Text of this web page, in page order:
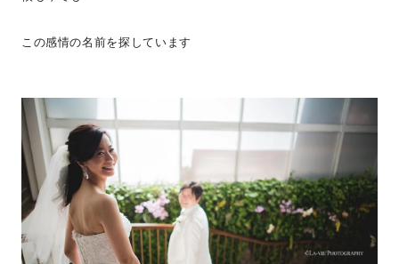
この感情の名前を探しています